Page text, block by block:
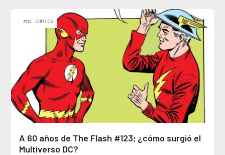
#DC COMICS
A 60 años de The Flash #123; ¿cómo surgió el
Multiverso DC?